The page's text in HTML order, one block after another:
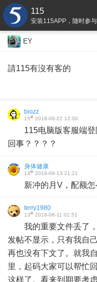
115
安装115APP，随时参
EY
請115有沒有客的
biozz
15# 2018-08-22 12:00
115电脑版客服端
回事？？？？
身体健康
14# 2018-08-13 21:21
新冲的月V，配额
terry1980
13# 2018-08-11 01:51
我的重要文件丢了
发帖不显示，只有我自
再也没有下文了。就我
里，起码大家可以帮忙
这样了。看来到期要考